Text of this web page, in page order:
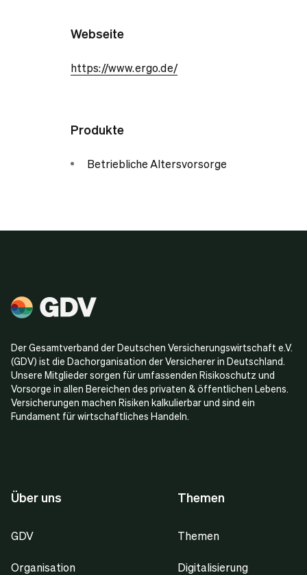
Webseite
https://www.ergo.de/
Produkte
Betriebliche Altersvorsorge
Der Gesamtverband der Deutschen Versicherungswirtschaft e.V.
(GDV) ist die Dachorganisation der Versicherer in Deutschland.
Unsere Mitglieder sorgen für umfassenden Risikoschutz und
Vorsorge in allen Bereichen des privaten & öffentlichen Lebens.
Versicherungen machen Risiken kalkulierbar und sind ein
Fundament für wirtschaftliches Handeln.
Über uns
GDV
Organisation
Themen
Themen
Digitalisierung